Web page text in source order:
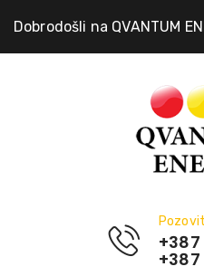
Dobrodošli na QVANTUM
+387